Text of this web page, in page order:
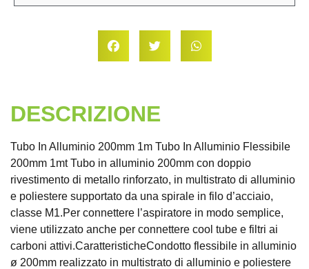
DESCRIZIONE
Tubo In Alluminio 200mm 1m Tubo In Alluminio Flessibile
200mm 1mt Tubo in alluminio 200mm con doppio
rivestimento di metallo rinforzato, in multistrato di alluminio
e poliestere supportato da una spirale in filo d’acciaio,
classe M1.Per connettere l’aspiratore in modo semplice,
viene utilizzato anche per connettere cool tube e filtri ai
carboni attivi.CaratteristicheCondotto flessibile in alluminio
ø 200mm realizzato in multistrato di alluminio e poliestere